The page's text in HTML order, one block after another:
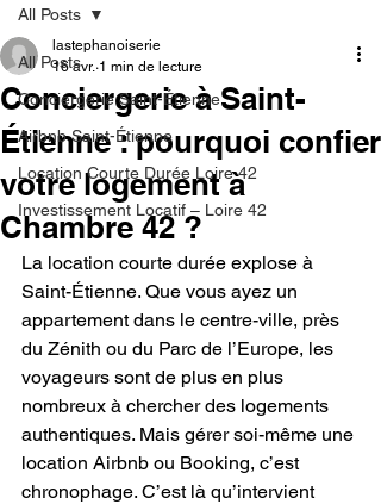
All Posts
Conciergerie Saint-Étienne
Airbnb Saint-Étienne
Location Courte Durée Loire 42
Investissement Locatif – Loire 42
All Posts
Conciergerie à Saint-
Étienne : pourquoi confier
votre logement à
Chambre 42 ?
lastephanoiserie
16 avr. 1 min de lecture
La location courte durée explose à
Saint-Étienne. Que vous ayez un
appartement dans le centre-ville, près
du Zénith ou du Parc de l’Europe, les
voyageurs sont de plus en plus
nombreux à chercher des logements
authentiques. Mais gérer soi-même une
location Airbnb ou Booking, c’est
chronophage. C’est là qu’intervient